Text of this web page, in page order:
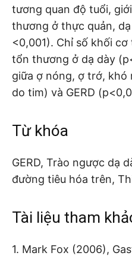
tương quan độ tuổi,
thương ở thực quản,
<0,001). Chỉ số khối
tổn thương ở dạ dày
giữa ợ nóng, ợ trớ, khó
do tim) và GERD
Từ khóa
GERD, Trào ngược dạ
đường tiêu hóa trên,
Tài liệu tham
1. Mark Fox (2006),